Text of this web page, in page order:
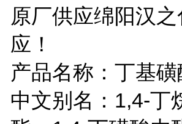
原厂供应绵阳汉
应！
产品名称： 丁基
中文别名：1,4-丁